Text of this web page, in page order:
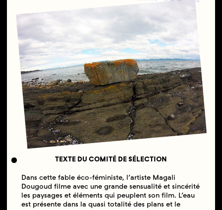
TEXTE DU COMITÉ DE SÉLECTION
Dans cette fable éco-féministe, l’artiste Magali
Dougoud filme avec une grande sensualité et sincérité
les paysages et éléments qui peuplent son film. L’eau
est présente dans la quasi totalité des plans et le